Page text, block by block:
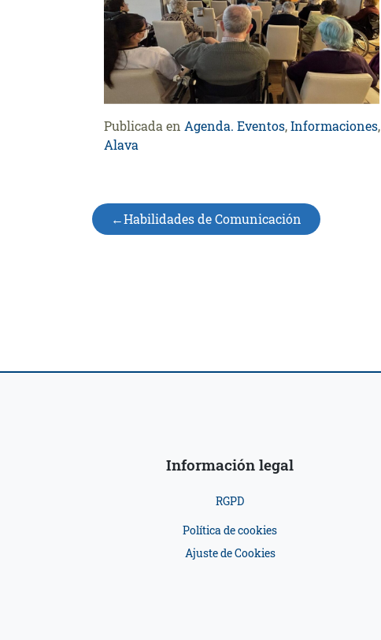
Publicada en Agenda. Eventos,Informaciones,
Alava
Navegación
de
Habilidades de Comunicación
Información legal
RGPD
Política de cookies
Ajuste de Cookies